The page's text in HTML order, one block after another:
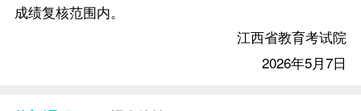
成绩复核范围内。
江西省教育考试院
2026年5月7日